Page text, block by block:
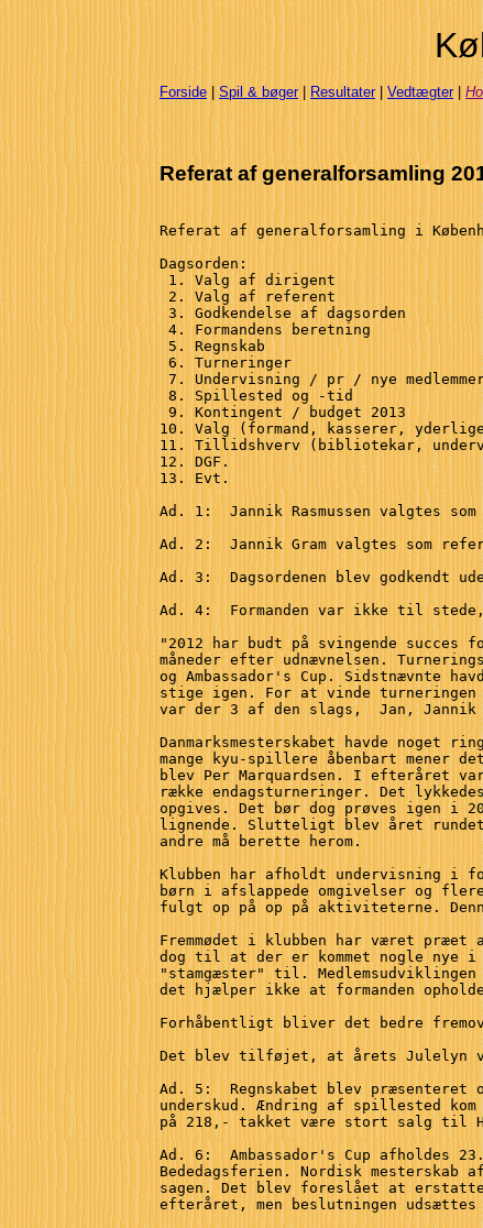
Forside|Spil & bøger| Resultater| Vedtægter|
Referat af generalforsamling
Referat af generalforsamling i
Dagsorden:
1. Valg af dirigent
2. Valg af referent
3. Godkendelse af dagsorden
4. Formandens beretning
5. Regnskab
6. Turneringer
7. Undervisning / pr / nye
8. Spillested og -tid
9. Kontingent / budget 2013
10. Valg (formand, kasserer,
11. Tillidshverv (bibliotekar,
12. DGF.
13. Evt.
Ad. 1:  Jannik Rasmussen valgtes
Ad. 2:  Jannik Gram valgtes som
Ad. 3:  Dagsordenen blev godkendt
Ad. 4:  Formanden var ikke til
"2012 har budt på svingende
måneder efter udnævnelsen.
og Ambassador's Cup. Sidstnævnte
stige igen. For at vinde
var der 3 af den slags,  Jan,
Danmarksmesterskabet havde
mange kyu-spillere åbenbart mener
blev Per Marquardsen. I efteråret
række endagsturneringer. Det
opgives. Det bør dog prøves igen i
lignende. Slutteligt blev året
andre må berette herom.
Klubben har afholdt undervisning i
børn i afslappede omgivelser og
fulgt op på op på aktiviteterne.
Fremmødet i klubben har været
dog til at der er kommet nogle nye
"stamgæster" til.
det hjælper ikke at formanden
Forhåbentligt bliver det bedre
Det blev tilføjet, at årets Julelyn var
Ad. 5:  Regnskabet blev præsenteret
underskud. Ændring af spillested
på 218,- takket være stort salg til
Ad. 6:  Ambassador's Cup afholdes
Bededagsferien. Nordisk mesterskab
sagen. Det blev foreslået at erstatte
efteråret, men beslutningen